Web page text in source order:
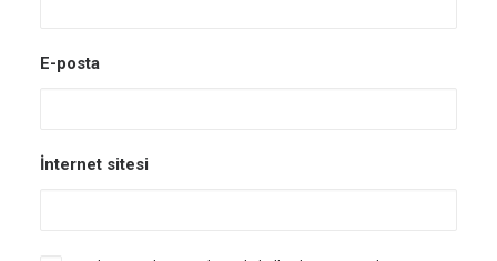
E-posta
İnternet sitesi